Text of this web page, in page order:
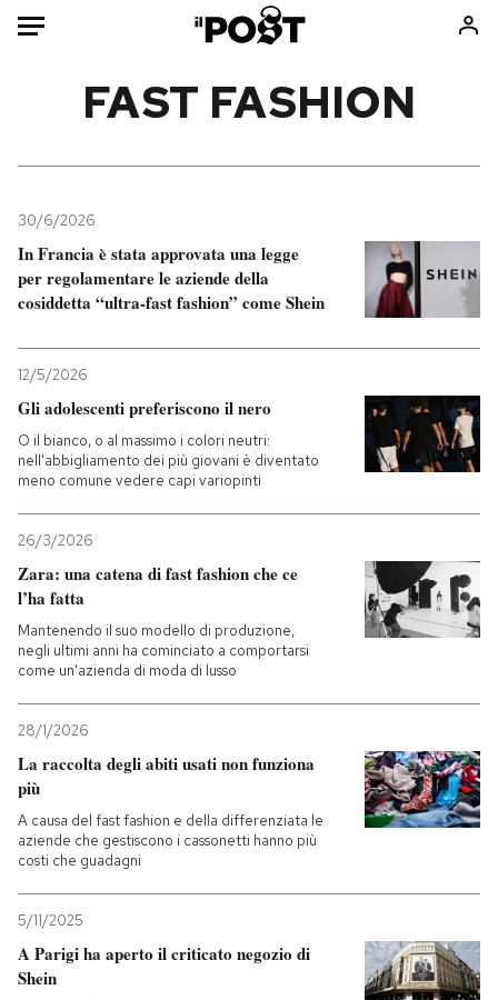
Mondo
Politica
Tecnologia
Internet
Scienza
Cultura
Economia
Sport
Consumismi
Ok Boomer!
Media
Mondiali calcio 2026
PODCAST
SHOP
CALENDARIO
Entra
FAST FASHION
30/6/2026
In Francia è stata approvata una legge
per regolamentare le aziende della
cosiddetta “ultra-fast fashion” come Shein
12/5/2026
Gli adolescenti preferiscono il nero
O il bianco, o al massimo i colori neutri:
nell'abbigliamento dei più giovani è diventato
meno comune vedere capi variopinti
26/3/2026
Zara: una catena di fast fashion che ce
l’ha fatta
Mantenendo il suo modello di produzione,
negli ultimi anni ha cominciato a comportarsi
come un'azienda di moda di lusso
28/1/2026
La raccolta degli abiti usati non funziona
più
A causa del fast fashion e della differenziata le
aziende che gestiscono i cassonetti hanno più
costi che guadagni
5/11/2025
A Parigi ha aperto il criticato negozio di
Shein